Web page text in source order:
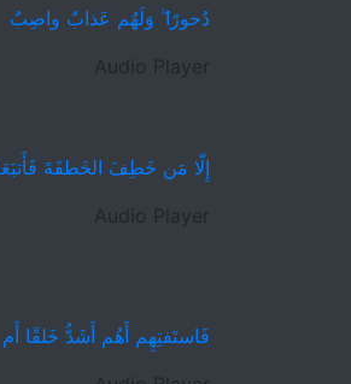
دُحورًا ۖ وَلَهُم عَذابٌ واصِبٌ
Audio Player
إِلّا مَن خَطِفَ الخَطفَةَ
Audio Player
فَاستَفتِهِم أَهُم أَشَدُّ خَلقًا